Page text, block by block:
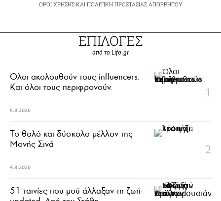
ΟΡΟΙ ΧΡΗΣΗΣΚΑΙ ΠΟΛΙΤΙΚΗ ΠΡΟΣΤΑΣΙΑΣ ΑΠΟΡΡΗΤΟΥ
ΕΠΙΛΟΓΕΣ
από το Lifo.gr
Όλοι ακολουθούν τους influencers.
Και όλοι τους περιφρονούν.
5.8.2026
Το θολό και δύσκολο μέλλον της
Μονής Σινά
4.8.2026
51 ταινίες που μού άλλαξαν τη ζωή-